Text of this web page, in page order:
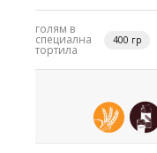
голям в
специална
тортила
400 гр